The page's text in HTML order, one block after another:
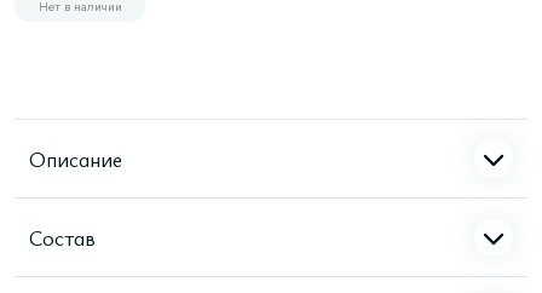
Нет в наличии
Описание
Состав